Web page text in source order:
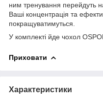
ним тренування перейдуть
Ваші концентрація та
покращуватимуться.
У комплекті йде чохол
Приховати
Характеристики